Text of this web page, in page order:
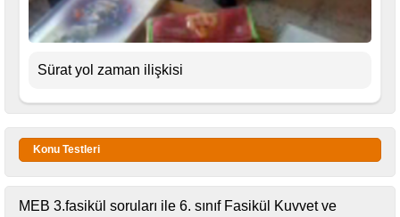
Sürat yol zaman ilişkisi
Konu Testleri
MEB 3.fasikül soruları ile 6. sınıf Fasikül Kuvvet ve